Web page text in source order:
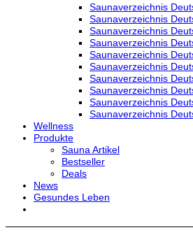
Saunaverzeichnis
Saunaverzeichnis
Saunaverzeichnis
Saunaverzeichnis
Saunaverzeichnis
Saunaverzeichnis
Saunaverzeichnis
Saunaverzeichnis
Saunaverzeichnis
Saunaverzeichnis
Wellness
Produkte
Sauna Artikel
Bestseller
Deals
News
Gesundes Leben